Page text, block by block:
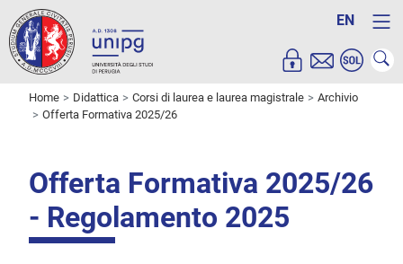
EN
Home Didattica Corsi di laurea e laurea magistrale
Archivio
Offerta Formativa 2025/26
Offerta Formativa 2025/26
- Regolamento 2025